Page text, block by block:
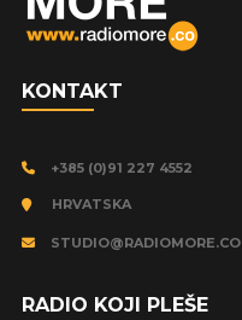
KONTAKT
+385 (0)91 227 4552
HRVATSKA
STUDIO@RADIOMORE.CO
RADIO KOJI PLEŠE